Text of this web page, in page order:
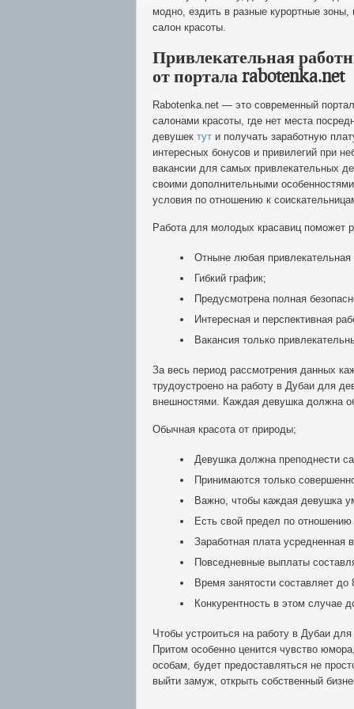
модно, ездить в разные курортные зоны,
салон красоты.
Привлекательная
от портала rabotenka.net
Rabotenka.net — это современный
салонами красоты, где нет места
девушек тут и получать заработную
интересных бонусов и привилегий при
вакансии для самых привлекательных
своими дополнительными
условия по отношению к
Работа для молодых красавиц поможет
Отныне любая
Гибкий график;
Предусмотрена полная
Интересная и перспективная
Вакансия только
За весь период рассмотрения данных
трудоустроено на работу в Дубаи для
внешностями. Каждая девушка должна
Обычная красота от природы;
Девушка должна преподнести
Принимаются только
Важно, чтобы каждая девушка
Есть свой предел по
Заработная плата усредненная
Повседневные выплаты
Время занятости составляет до
Конкурентность в этом случае
Чтобы устроиться на работу в Дубаи
Притом особенно ценится чувство
особам, будет предоставляться не
выйти замуж, открыть собственный